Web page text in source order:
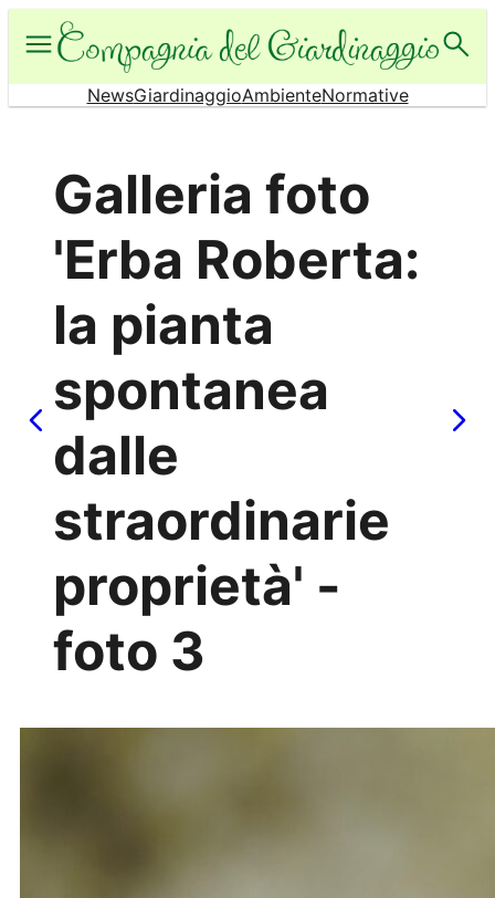
contenuto
NewsGiardinaggioAmbienteNormative
Galleria foto
'Erba Roberta:
la pianta
spontanea
dalle
straordinarie
proprietà' -
foto 3